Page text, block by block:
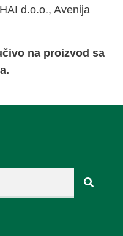
d.o.o., Avenija
na proizvod sa